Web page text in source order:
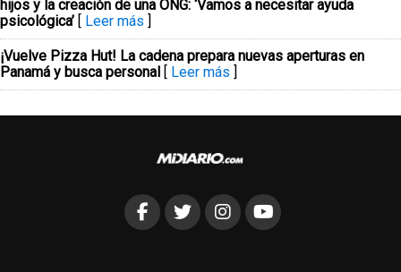
hijos y la creación de una ONG: ‘Vamos a necesitar ayuda
psicológica’ [ Leer más ]
¡Vuelve Pizza Hut! La cadena prepara nuevas aperturas en
Panamá y busca personal [ Leer más ]